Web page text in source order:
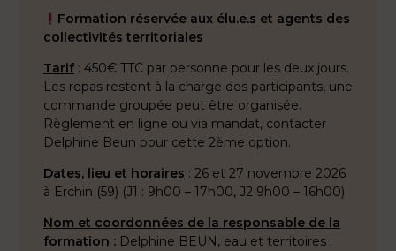
Formation réservée aux élu.e.s et agents des
collectivités territoriales
Tarif : 450€ TTC par personne pour les deux jours.
Les repas restent à la charge des participants, une
commande groupée peut être organisée.
Règlement en ligne ou via mandat, contacter
Delphine Beun pour cette 2ème option.
Dates, lieu et horaires : 26 et 27 novembre 2026
à Erchin (59) (J1 : 9h00 – 17h00, J2 9h00 – 16h00)
Nom et coordonnées de la responsable de la
formation : Delphine BEUN, eau et territoires :